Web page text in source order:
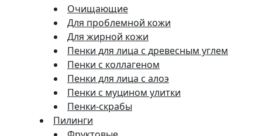
Очищающие
Для проблемной кожи
Для жирной кожи
Пенки для лица с древесным углем
Пенки с коллагеном
Пенки для лица с алоэ
Пенки с муцином улитки
Пенки-скрабы
Пилинги